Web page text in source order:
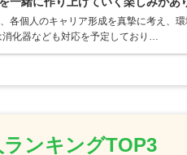
各個人のキャリア形成を真摯に考え、
消化器なども対応を予定しており…
ンキングTOP3